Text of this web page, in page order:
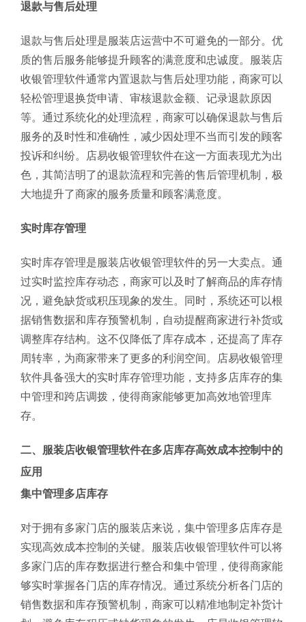
退款与售后处理
退款与售后处理是服装店运营中不可避免的一部分。优
质的售后服务能够提升顾客的满意度和忠诚度。服装店
收银管理软件通常内置退款与售后处理功能，商家可以
轻松管理退换货申请、审核退款金额、记录退款原因
等。通过系统化的处理流程，商家可以确保退款与售后
服务的及时性和准确性，减少因处理不当而引发的顾客
投诉和纠纷。店易收银管理软件在这一方面表现尤为出
色，其简洁明了的退款流程和完善的售后管理机制，极
大地提升了商家的服务质量和顾客满意度。
实时库存管理
实时库存管理是服装店收银管理软件的另一大卖点。通
过实时监控库存动态，商家可以及时了解商品的库存情
况，避免缺货或积压现象的发生。同时，系统还可以根
据销售数据和库存预警机制，自动提醒商家进行补货或
调整库存结构。这不仅降低了库存成本，还提高了库存
周转率，为商家带来了更多的利润空间。店易收银管理
软件具备强大的实时库存管理功能，支持多店库存的集
中管理和跨店调拨，使得商家能够更加高效地管理库
存。
二、服装店收银管理软件在多店库存高效成本控制中的
应用
集中管理多店库存
对于拥有多家门店的服装店来说，集中管理多店库存是
实现高效成本控制的关键。服装店收银管理软件可以将
多家门店的库存数据进行整合和集中管理，使得商家能
够实时掌握各门店的库存情况。通过系统分析各门店的
销售数据和库存预警机制，商家可以精准地制定补货计